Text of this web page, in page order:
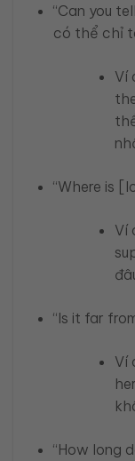
“Can you
có thể chỉ
Ví
“Where is
Ví
“Is it far
Ví
“How long